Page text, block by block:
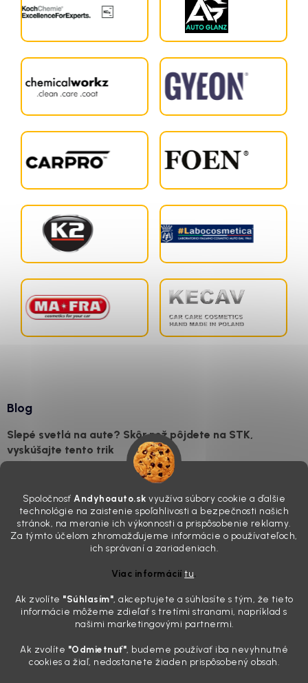
Spoločnosť Andyhoauto.sk využíva súbory cookie a ďalšie
technológie na zaistenie spoľahlivosti a bezpečnosti našich
stránok, na meranie ich výkonnosti a prispôsobenie reklamy.
Za týmto účelom zhromažďujeme informácie o používateľoch,
ich správaní a zariadeniach.
Viac informáciítu.
Ak zvolíte "Súhlasím", akceptujete a súhlasíte s tým, že tieto
informácie môžeme zdieľať s tretími stranami, napríklad s
našimi marketingovými partnermi.
Ak zvolíte "Odmietnuť", budeme používať iba nevyhnutné
cookies a žiaľ, nedostanete žiaden prispôsobený obsah.
Blog
Slepé svetlá na aute? Skôr než pôjdete na STK,
vyskúšajte tento trik
skutočnosti je? Často za to môžu práve „slepé“ svetlomety. Ten
mliečny, drsný povrch nie je len estetická vada. Keď slnko a soľ urobia
svoje, plexisklo začne svetlo rozptyľovať namiesto to...
Zabudnite na handru. Ak chcete mať auto naozaj čisté,
Poznáte ten moment. Vonku svieti slnko, vy sedíte v čerstvo
„upratanom“ aute, no pri pohľade na palubnú dosku vás ide poraziť. V
mriežkach ventilácie, okolo tlačidiel a v švíkoch sedačiek na vás stále
drzo pozerá prach. Handra ani vysávač tam jednodu...
Detailing nemusí stáť výplatu: 5 kúskov autokozmetiky,